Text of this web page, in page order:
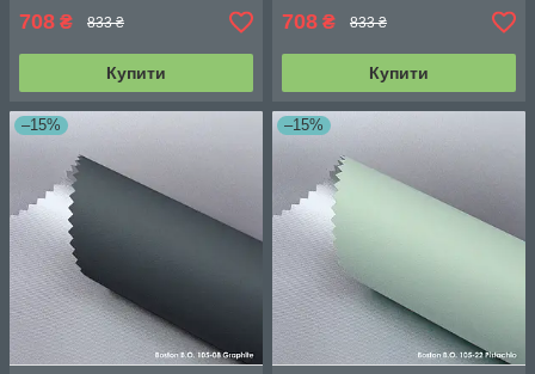
708 ₴ 833 ₴
Купити
708 ₴ 833 ₴
Купити
–15% –15%